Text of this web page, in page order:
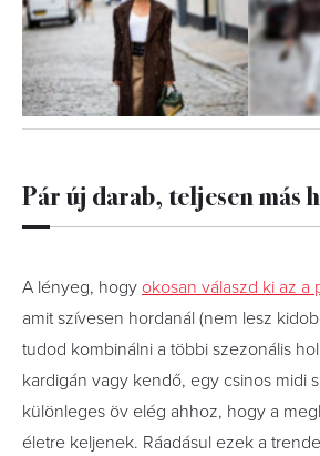
Pár új darab, teljesen más
A lényeg, hogy okosan válaszd ki az a
amit szívesen hordanál (nem lesz
tudod kombinálni a többi szezonális
kardigán vagy kendő, egy csinos midi
különleges öv elég ahhoz, hogy a
életre keljenek. Ráadásul ezek a